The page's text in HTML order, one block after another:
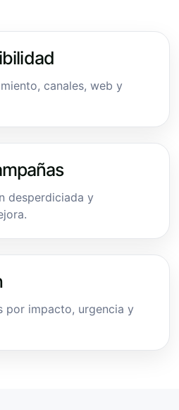
canales, web y
desperdiciada y
por impacto, urgencia y